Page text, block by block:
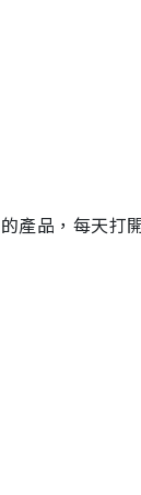
產品，每天打